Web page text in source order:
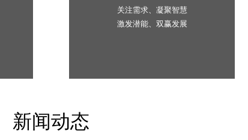
关注需求、凝聚智慧
激发潜能、双赢发展
新闻动态